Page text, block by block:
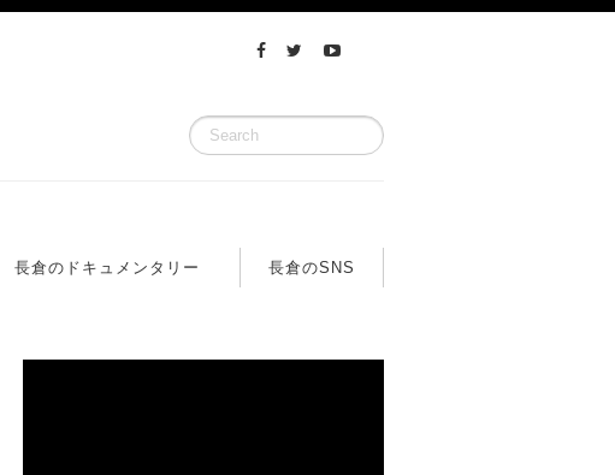
長倉のドキュメンタリー 長倉のSNS